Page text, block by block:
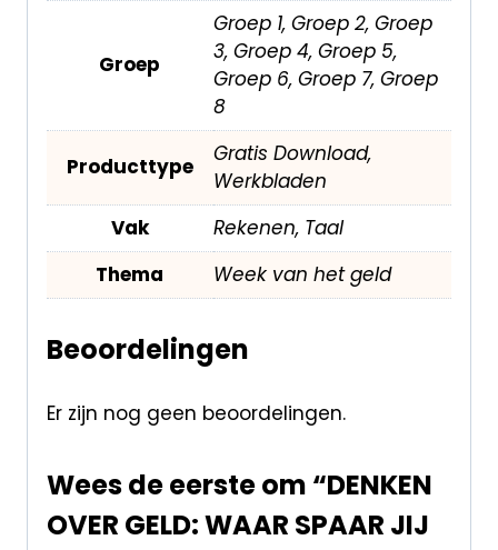
Groep
Groep 1, Groep 2, Groep
3, Groep 4, Groep 5,
Groep 6, Groep 7, Groep
8
Producttype
Gratis Download,
Werkbladen
Vak
Rekenen, Taal
Thema
Week van het geld
Beoordelingen
Er zijn nog geen beoordelingen.
Wees de eerste om “DENKEN
OVER GELD: WAAR SPAAR JIJ